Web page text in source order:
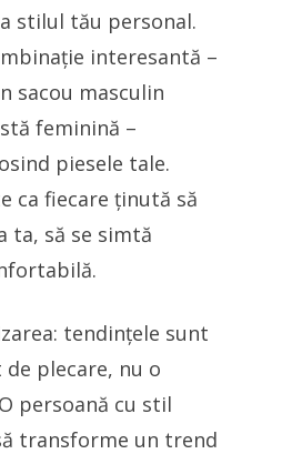
stilul tău personal.
interesantă –
sacou masculin
feminină –
piesele tale.
ca fiecare ținută să
ta, să se simtă
tendințele sunt
plecare, nu o
persoană cu stil
transforme un trend